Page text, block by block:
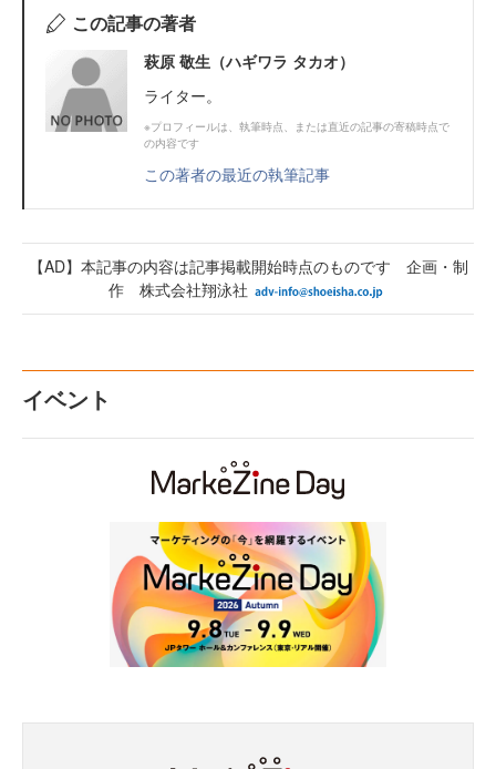
この記事の著者
萩原 敬生（ハギワラ タカオ）
ライター。
※プロフィールは、執筆時点、または直近の記事の寄稿時点で
の内容です
この著者の最近の執筆記事
【AD】本記事の内容は記事掲載開始時点のものです 企画・制
作 株式会社翔泳社
イベント